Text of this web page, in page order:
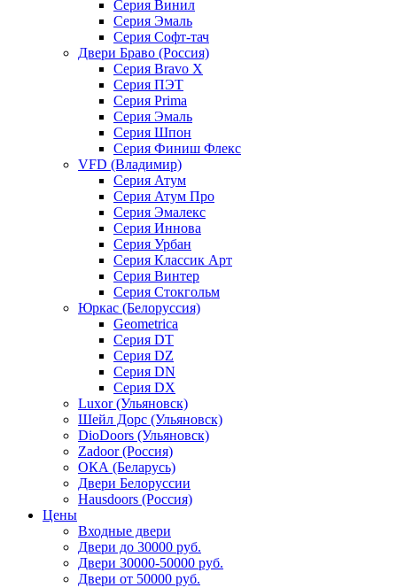
Серия Винил
Серия Эмаль
Серия Софт-тач
Двери Браво (Россия)
Серия Bravo X
Серия ПЭТ
Серия Prima
Серия Эмаль
Серия Шпон
Серия Финиш Флекс
VFD (Владимир)
Серия Атум
Серия Атум Про
Серия Эмалекс
Серия Иннова
Серия Урбан
Серия Классик Арт
Серия Винтер
Серия Стокгольм
Юркас (Белоруссия)
Geometrica
Серия DT
Серия DZ
Серия DN
Серия DX
Luxor (Ульяновск)
Шейл Дорс (Ульяновск)
DioDoors (Ульяновск)
Zadoor (Россия)
ОКА (Беларусь)
Двери Белоруссии
Hausdoors (Россия)
Цены
Входные двери
Двери до 30000 руб.
Двери 30000-50000 руб.
Двери от 50000 руб.